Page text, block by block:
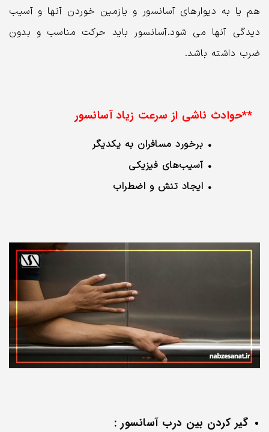
هم یا به دیوارهای آسانسور و یازمین خوردن آنها و آسیب
دیدگی آنها می شود.آسانسور باید حرکت مناسب و بدون
ضرب داشته باشد.
**حوادث ناشی از سرعت زیاد آسانسور
• برخورد مسافران به یکدیگر
• آسیب‌های فیزیکی
• ایجاد تنش و اضطراب
گیر کردن بین درب آسانسور :